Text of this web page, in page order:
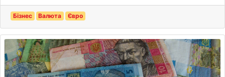
Бізнес Валюта Євро